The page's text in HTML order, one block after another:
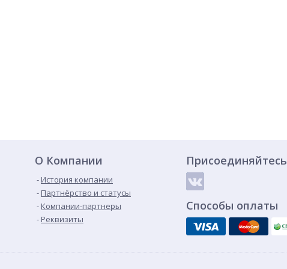
О Компании
История компании
Партнёрство и статусы
Компании-партнеры
Реквизиты
Присоединяйтесь
Способы оплаты